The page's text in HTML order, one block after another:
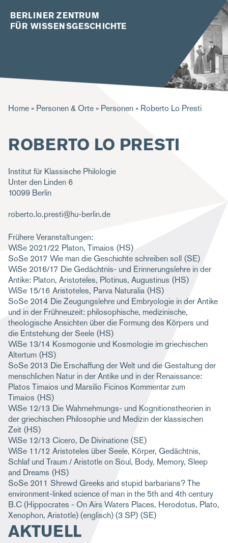
BERLINER ZENTRUM
FÜR WISSENSGESCHICHTE
P
a
n
a
v
g
a
t
i
o
n
Home Personen & Orte Personen Roberto Lo Presti
ROBERTO LO PRESTI
Institut für Klassische Philologie
Unter den Linden 6
10099 Berlin
roberto.lo.presti@hu-berlin.de
Frühere Veranstaltungen:
WiSe 2021/22 Platon, Timaios (HS)
SoSe 2017 Wie man die Geschichte schreiben soll (SE)
WiSe 2016/17 Die Gedächtnis- und Erinnerungslehre in der
Antike: Platon, Aristoteles, Plotinus, Augustinus (HS)
WiSe 15/16 Aristoteles, Parva Naturalia (HS)
SoSe 2014 Die Zeugungslehre und Embryologie in der Antike
und in der Frühneuzeit: philosophische, medizinische,
theologische Ansichten über die Formung des Körpers und
die Entstehung der Seele (HS)
WiSe 13/14 Kosmogonie und Kosmologie im griechischen
Altertum (HS)
SoSe 2013 Die Erschaffung der Welt und die Gestaltung der
menschlichen Natur in der Antike und in der Renaissance:
Platos Timaios und Marsilio Ficinos Kommentar zum
Timaios (HS)
WiSe 12/13 Die Wahrnehmungs- und Kognitionstheorien in
der griechischen Philosophie und Medizin der klassischen
Zeit (HS)
WiSe 12/13 Cicero, De Divinatione (SE)
WiSe 11/12 Aristoteles über Seele, Körper, Gedächtnis,
Schlaf und Traum / Aristotle on Soul, Body, Memory, Sleep
and Dreams (HS)
SoSe 2011 Shrewd Greeks and stupid barbarians? The
environment-linked science of man in the 5th and 4th century
B.C (Hippocrates - On Airs Waters Places, Herodotus, Plato,
Xenophon, Aristotle) (englisch) (3 SP) (SE)
AKTUELL